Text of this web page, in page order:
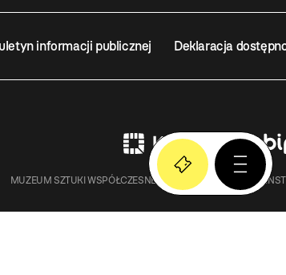
informacji publicznej Deklaracja
MUZEUM SZTUKI WSPÓŁCZESNEJ W KRAKOWIE MOCAK –